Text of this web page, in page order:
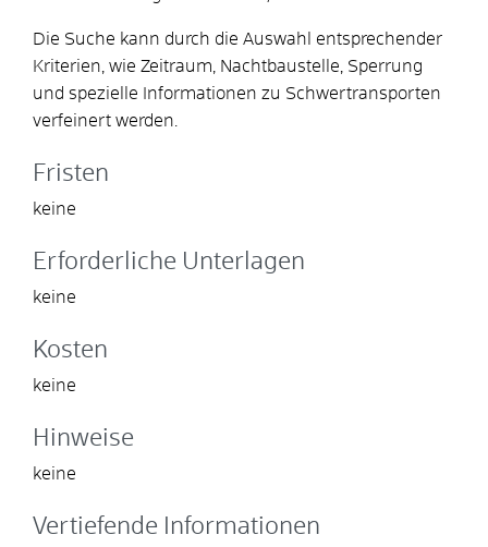
Die Suche kann durch die Auswahl entsprechender
Kriterien, wie Zeitraum, Nachtbaustelle, Sperrung
und spezielle Informationen zu Schwertransporten
verfeinert werden.
Fristen
keine
Erforderliche Unterlagen
keine
Kosten
keine
Hinweise
keine
Vertiefende Informationen